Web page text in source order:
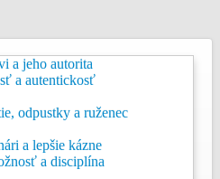
a jeho autorita
a autentickosť
odpustky a ruženec
a lepšie kázne
a disciplína